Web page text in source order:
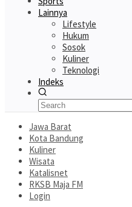
Lainnya
Lifestyle
Hukum
Sosok
Kuliner
Teknologi
Indeks
Jawa Barat
Kota Bandung
Kuliner
Wisata
Katalisnet
RKSB Maja FM
Login